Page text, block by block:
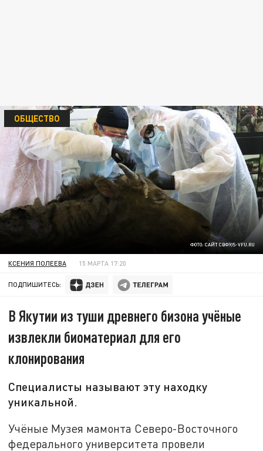
ФОТО: САЙТ СВФУ/S-VFU.RU
ОБЩЕСТВО
КСЕНИЯ ПОЛЕЕВА 15 МАРТА 17:20
ПОДПИШИТЕСЬ:
В Якутии из туши древнего бизона учёные
извлекли биоматериал для его
клонирования
Специалисты называют эту находку
уникальной.
Учёные Музея мамонта Северо-Восточного
федерального университета провели